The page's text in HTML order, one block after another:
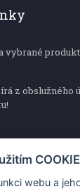
vybrané
z obslužného
z obslužného
webu a